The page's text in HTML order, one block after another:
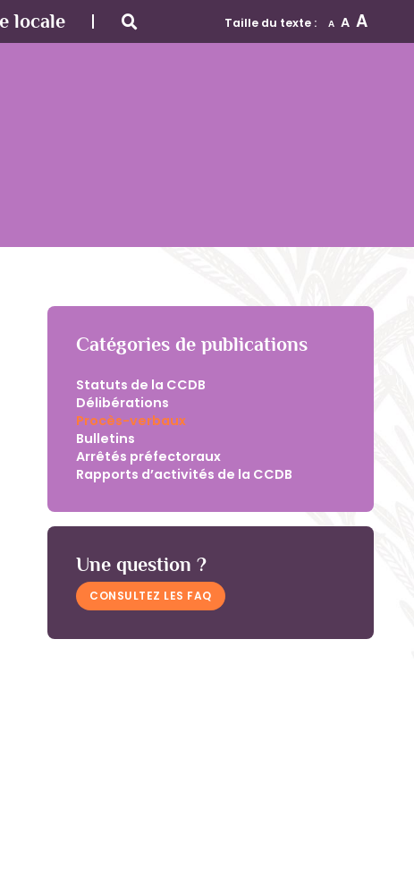
locale Taille du texte : A A A
Catégories de publications
Statuts de la CCDB
Délibérations
Procès-verbaux
Bulletins
Arrêtés préfectoraux
Rapports d’activités de la CCDB
Une question ?
CONSULTEZ LES FAQ